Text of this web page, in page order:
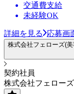
交通費支給
未経験OK
詳細を見る 応募画
株式会社フェローズ(
契約社員
株式会社フェロー